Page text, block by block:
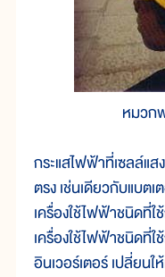
หมวก
กระแสไฟฟ้าที่เซลล์แ
ตรง เช่นเดียวกับแบต
เครื่องใช้ไฟฟ้าชนิดที่ใ
เครื่องใช้ไฟฟ้าชนิดที่
อินเวอร์เตอร์ เปลี่ยน